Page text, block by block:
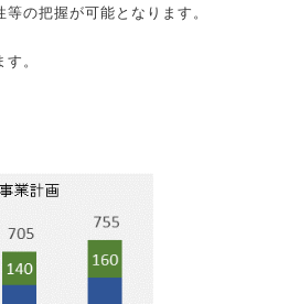
の把握が可能となります。
。